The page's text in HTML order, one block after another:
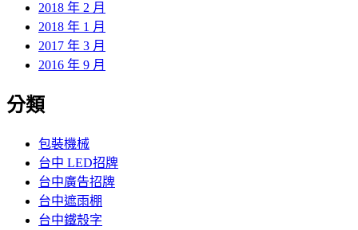
2018 年 2 月
2018 年 1 月
2017 年 3 月
2016 年 9 月
分類
包裝機械
台中 LED招牌
台中廣告招牌
台中遮雨棚
台中鐵殼字